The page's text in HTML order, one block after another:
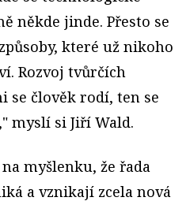
někde jinde. Přesto se
které už nikoho
Rozvoj tvůrčích
se člověk rodí, ten se
myslí si Jiří Wald.
myšlenku, že řada
a vznikají zcela nová